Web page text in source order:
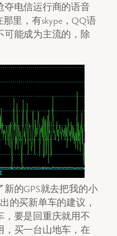
夺电信运行商的语音
里，有skype，QQ语
可能成为主流的，除
的GPS就去把我的小
的买新单车的建议，
，要是回重庆就用不
，买一台山地车，在